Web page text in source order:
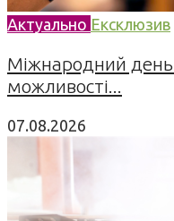
Актуально Ексклюзив
Міжнародний день
можливості...
07.08.2026